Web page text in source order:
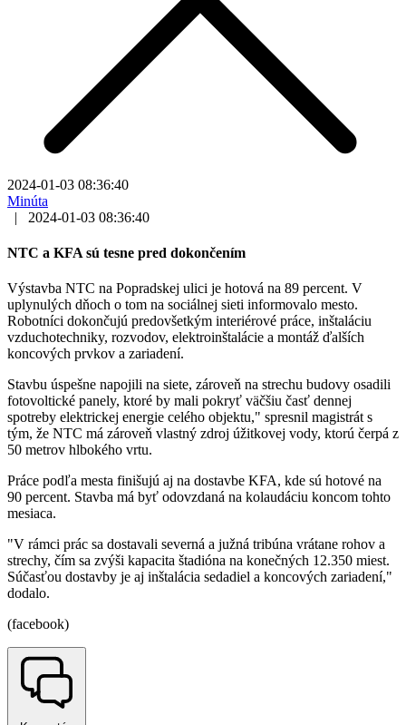
2024-01-03 08:36:40
Minúta
|
2024-01-03 08:36:40
NTC a KFA sú tesne pred dokončením
Výstavba NTC na Popradskej ulici je hotová na 89 percent. V
uplynulých dňoch o tom na sociálnej sieti informovalo mesto.
Robotníci dokončujú predovšetkým interiérové práce, inštaláciu
vzduchotechniky, rozvodov, elektroinštalácie a montáž ďalších
koncových prvkov a zariadení.
Stavbu úspešne napojili na siete, zároveň na strechu budovy osadili
fotovoltické panely, ktoré by mali pokryť väčšiu časť dennej
spotreby elektrickej energie celého objektu," spresnil magistrát s
tým, že NTC má zároveň vlastný zdroj úžitkovej vody, ktorú čerpá z
50 metrov hlbokého vrtu.
Práce podľa mesta finišujú aj na dostavbe KFA, kde sú hotové na
90 percent. Stavba má byť odovzdaná na kolaudáciu koncom tohto
mesiaca.
"V rámci prác sa dostavali severná a južná tribúna vrátane rohov a
strechy, čím sa zvýši kapacita štadióna na konečných 12.350 miest.
Súčasťou dostavby je aj inštalácia sedadiel a koncových zariadení,"
dodalo.
(facebook)